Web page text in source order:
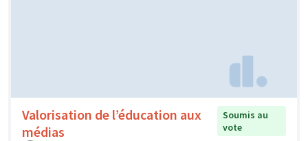
Valorisation de l’éducation aux
médias
Soumis au
vote